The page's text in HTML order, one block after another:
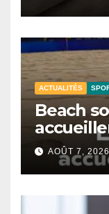
ACTUALITÉS
Beach
Dakar.
AOÛT 7, 2026